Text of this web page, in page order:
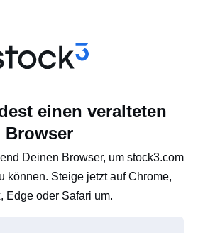
einen veralteten
Browser
Deinen Browser, um stock3.com
können. Steige jetzt auf Chrome,
Edge oder Safari um.